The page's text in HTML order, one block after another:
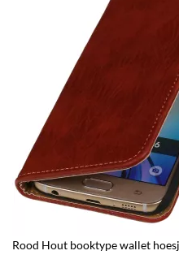
Rood Hout booktype wallet